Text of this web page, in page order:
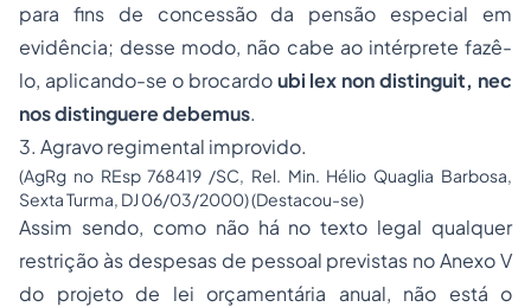
para fins de concessão da pensão especial em
evidência; desse modo, não cabe ao intérprete fazê-
lo, aplicando-se o brocardoubi lex non distinguit, nec
nos distinguere debemus.
3. Agravo regimental improvido.
(AgRg no REsp 768419 /SC, Rel. Min. Hélio Quaglia Barbosa,
Sexta Turma, DJ 06/03/2000) (Destacou-se)
Assim sendo, como não há no texto legal qualquer
restrição às despesas de pessoal previstas no Anexo V
do projeto de lei orçamentária anual, não está o